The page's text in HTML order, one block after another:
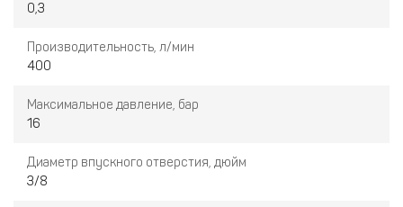
0,3
Производительность, л/мин
400
Максимальное давление, бар
16
Диаметр впускного отверстия, дюйм
3/8